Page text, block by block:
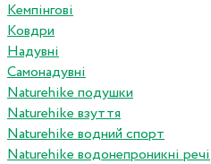
Кемпінгові
Ковдри
Надувні
Самонадувні
Naturehike подушки
Naturehike взуття
Naturehike водний спорт
Naturehike водонепроникні речі